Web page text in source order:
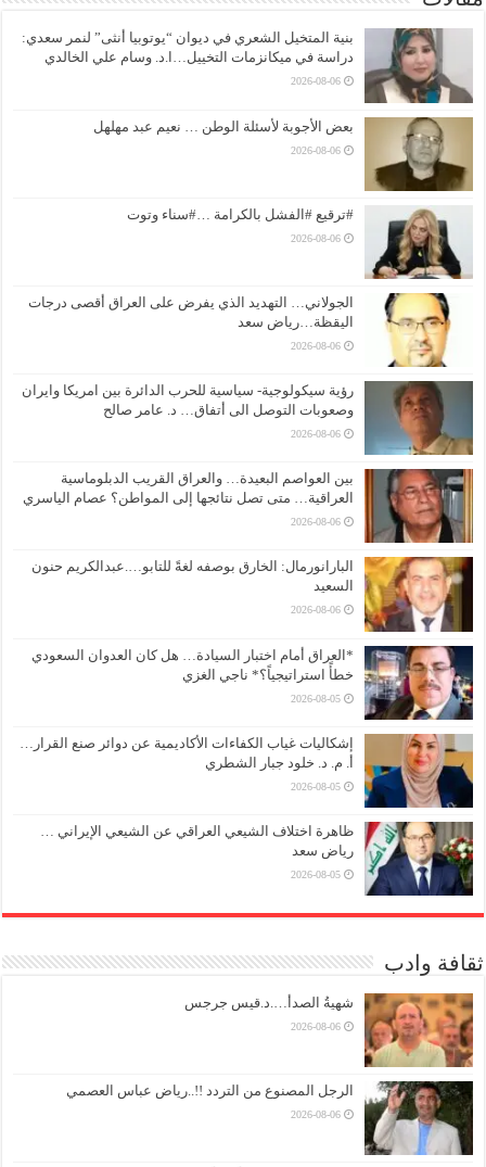
بنية المتخيل الشعري في ديوان “يوتوبيا أنثى” لنمر سعدي:
دراسة في ميكانزمات التخييل…ا.د. وسام علي الخالدي
2026-08-06
بعض الأجوبة لأسئلة الوطن … نعيم عبد مهلهل
2026-08-06
#ترقيع #الفشل بالكرامة …#سناء وتوت
2026-08-06
الجولاني… التهديد الذي يفرض على العراق أقصى درجات
اليقظة…رياض سعد
2026-08-06
رؤية سيكولوجية- سياسية للحرب الدائرة بين امريكا وايران
وصعوبات التوصل الى أتفاق… د. عامر صالح
2026-08-06
بين العواصم البعيدة… والعراق القريب الدبلوماسية
العراقية… متى تصل نتائجها إلى المواطن؟ عصام الياسري
2026-08-06
البارانورمال: الخارق بوصفه لغةً للتابو….عبدالكريم حنون
السعيد
2026-08-06
*العراق أمام اختبار السيادة… هل كان العدوان السعودي
خطأً استراتيجياً؟* ناجي الغزي
2026-08-05
إشكاليات غياب الكفاءات الأكاديمية عن دوائر صنع القرار…
أ. م. د. خلود جبار الشطري
2026-08-05
ظاهرة اختلاف الشيعي العراقي عن الشيعي الإيراني …
رياض سعد
2026-08-05
ثقافة وادب
شهيةُ الصدأ….د.قيس جرجس
2026-08-06
الرجل المصنوع من التردد !!..رياض عباس العصمي
2026-08-06